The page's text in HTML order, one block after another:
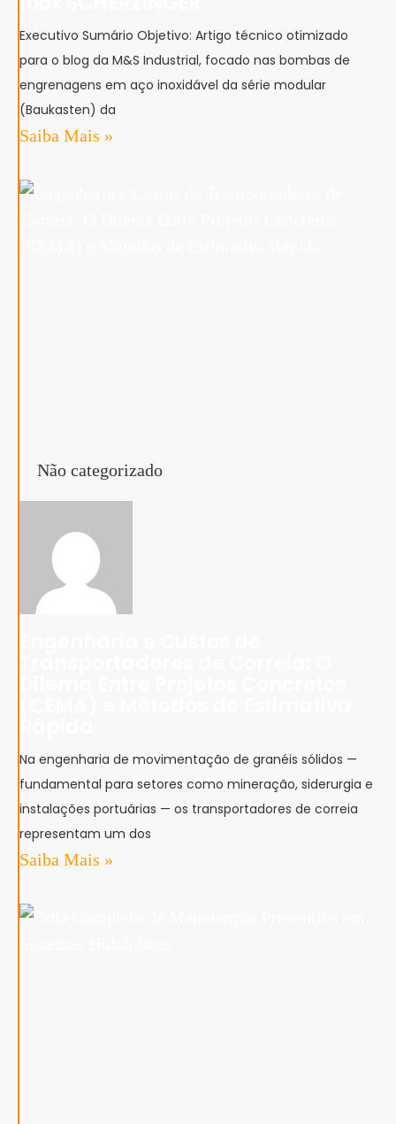
Executivo Sumário Objetivo: Artigo técnico otimizado
para o blog da M&S Industrial, focado nas bombas de
engrenagens em aço inoxidável da série modular
(Baukasten) da
Saiba Mais »
Não categorizado
Na engenharia de movimentação de granéis sólidos —
fundamental para setores como mineração, siderurgia e
instalações portuárias — os transportadores de correia
representam um dos
Saiba Mais »